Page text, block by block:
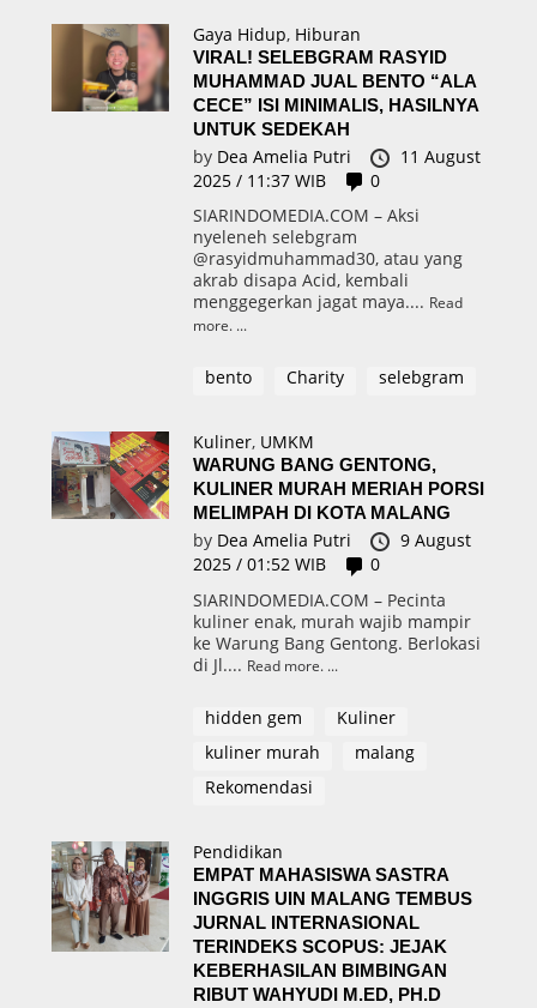
Gaya Hidup, Hiburan
VIRAL! SELEBGRAM RASYID
MUHAMMAD JUAL BENTO “ALA
CECE” ISI MINIMALIS, HASILNYA
UNTUK SEDEKAH
by Dea Amelia Putri
11 August
2025 / 11:37 WIB
0
SIARINDOMEDIA.COM – Aksi
nyeleneh selebgram
@rasyidmuhammad30, atau yang
akrab disapa Acid, kembali
menggegerkan jagat maya.... Read
more.
bento Charity selebgram
Kuliner, UMKM
WARUNG BANG GENTONG,
KULINER MURAH MERIAH PORSI
MELIMPAH DI KOTA MALANG
by Dea Amelia Putri
9 August
2025 / 01:52 WIB
0
SIARINDOMEDIA.COM – Pecinta
kuliner enak, murah wajib mampir
ke Warung Bang Gentong. Berlokasi
di Jl.... Read more.
hidden gem
Kuliner
kuliner murah
malang
Rekomendasi
Pendidikan
EMPAT MAHASISWA SASTRA
INGGRIS UIN MALANG TEMBUS
JURNAL INTERNASIONAL
TERINDEKS SCOPUS: JEJAK
KEBERHASILAN BIMBINGAN
RIBUT WAHYUDI M.ED, PH.D